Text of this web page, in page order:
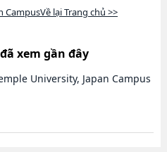
CampusVề lại Trang chủ >>
xem gần đây
University, Japan Campus